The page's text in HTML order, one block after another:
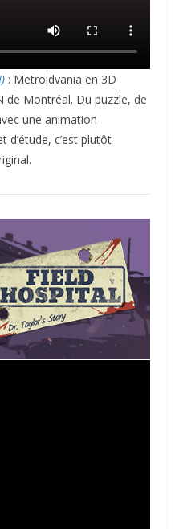
: Metroidvania en 3D
de Montréal. Du puzzle, de
une animation
c’est plutôt